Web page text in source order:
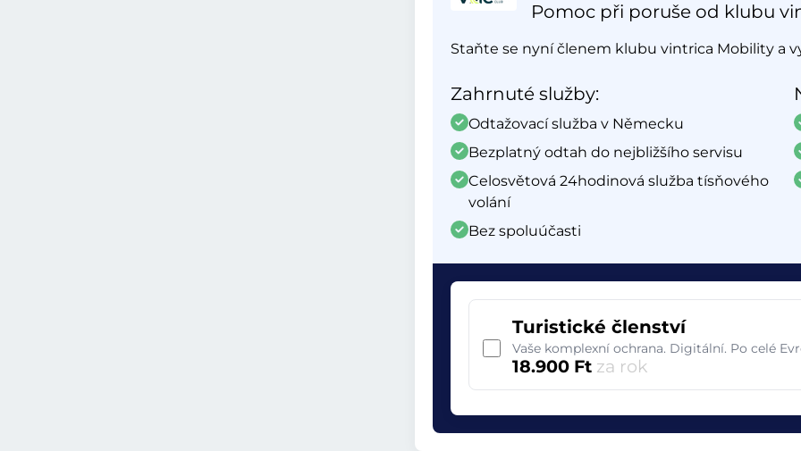
Pomoc při poruše od klubu
Staňte se nyní členem klubu vintrica Mobility a
Zahrnuté služby:
Odtažovací služba v Německu
Bezplatný odtah do nejbližšího servisu
Celosvětová 24hodinová služba tísňového
volání
Bez spoluúčasti
Turistické členství
Vaše komplexní ochrana. Digitální. Po celé
18.900 Ft za rok